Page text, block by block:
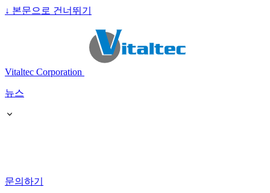
↓ 본문으로 건너뛰기
Vitaltec Corporation
뉴스
문의하기